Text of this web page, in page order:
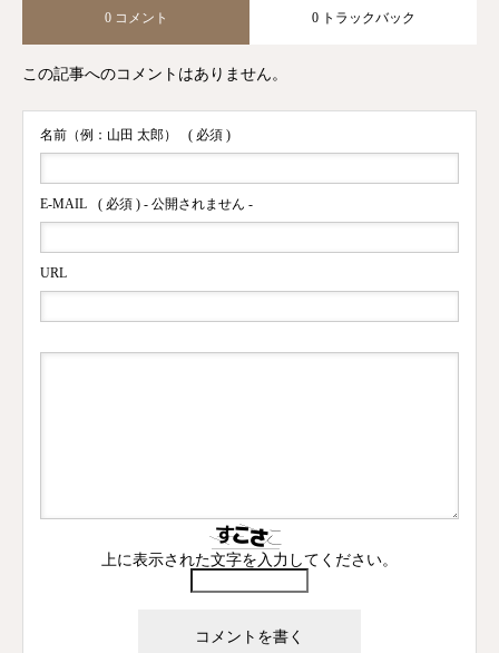
0 コメント 0 トラックバック
この記事へのコメントはありません。
名前（例：山田 太郎） ( 必須 )
E-MAIL ( 必須 ) - 公開されません -
URL
上に表示された文字を入力してください。